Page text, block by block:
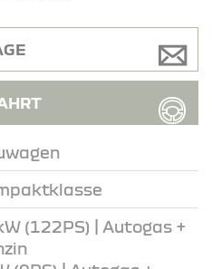
(122PS) | Autogas +